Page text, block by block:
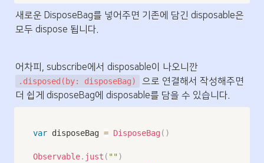
새로운 DisposeBag를 넣어주면 기존에 담긴 disposable은
모두 dispose 됩니다.
.disposed(by: disposeBag)
으로 연결해서 작성해주면
더 쉽게 disposeBag에 disposable를 담을 수 있습니다.
var disposeBag = DisposeBag ( )
Observable. just ( "")